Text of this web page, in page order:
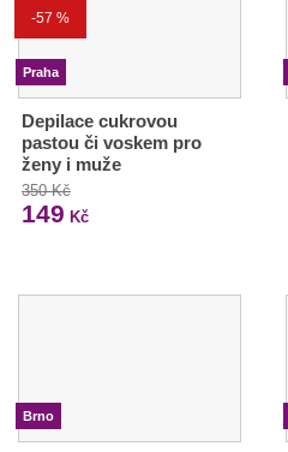
-57 %
Praha
Depilace cukrovou
pastou či voskem pro
ženy i muže
350 Kč
149 Kč
Brno